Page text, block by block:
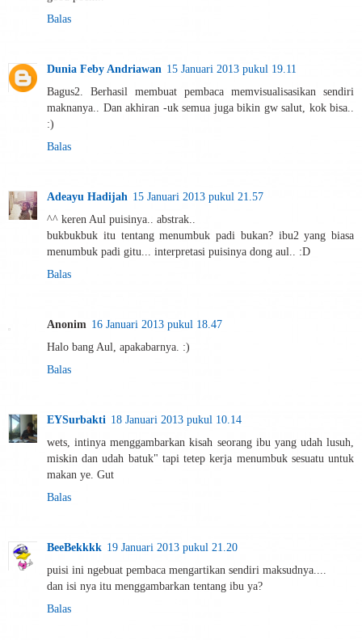
Balas
Dunia Feby Andriawan 15 Januari 2013 pukul 19.11
Bagus2. Berhasil membuat pembaca memvisualisasikan sendiri
maknanya.. Dan akhiran -uk semua juga bikin gw salut, kok bisa..
:)
Balas
Adeayu Hadijah 15 Januari 2013 pukul 21.57
^^ keren Aul puisinya.. abstrak..
bukbukbuk itu tentang menumbuk padi bukan? ibu2 yang biasa
menumbuk padi gitu... interpretasi puisinya dong aul.. :D
Balas
Anonim 16 Januari 2013 pukul 18.47
Halo bang Aul, apakabarnya. :)
Balas
EYSurbakti 18 Januari 2013 pukul 10.14
wets, intinya menggambarkan kisah seorang ibu yang udah lusuh,
miskin dan udah batuk" tapi tetep kerja menumbuk sesuatu untuk
makan ye. Gut
Balas
BeeBekkkk 19 Januari 2013 pukul 21.20
puisi ini ngebuat pembaca mengartikan sendiri maksudnya....
dan isi nya itu menggambarkan tentang ibu ya?
Balas